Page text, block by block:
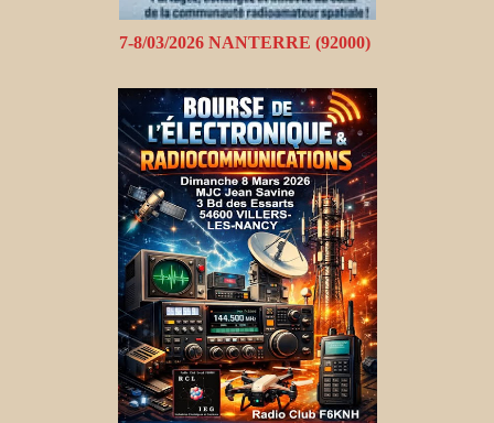
7-8/03/2026 NANTERRE (92000)